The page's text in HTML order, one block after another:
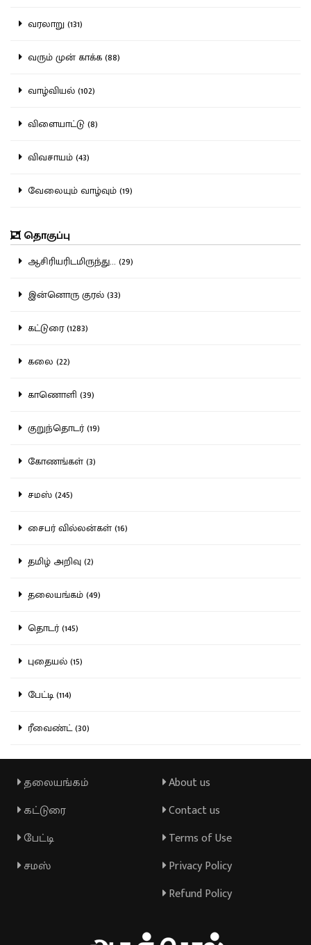
வரலாறு (131)
வரும் முன் காக்க (88)
வாழ்வியல் (102)
விளையாட்டு (8)
விவசாயம் (43)
வேலையும் வாழ்வும் (19)
தொகுப்பு
ஆசிரியரிடமிருந்து... (29)
இன்னொரு குரல் (33)
கட்டுரை (1283)
கலை (22)
காணொளி (39)
குறுந்தொடர் (19)
கோணங்கள் (3)
சமஸ் (245)
சைபர் வில்லன்கள் (16)
தமிழ் அறிவு (2)
தலையங்கம் (49)
தொடர் (145)
புதையல் (15)
பேட்டி (114)
ரீவைண்ட் (30)
தலையங்கம்
கட்டுரை
பேட்டி
சமஸ்
About us
Contact us
Terms of Use
Privacy Policy
Refund Policy